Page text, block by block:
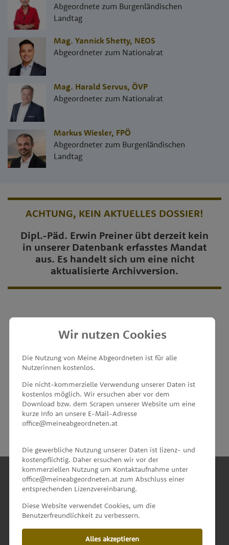
Abgeordnete zum Burgenländischen
Landtag
Mag. Yannick Shetty, NEOS
Abgeordneter zum Nationalrat
Mag. Harald Servus, ÖVP
Abgeordneter zum Nationalrat
Markus Wiesler, FPÖ
Abgeordneter zum Burgenländischen
Landtag
ACHTUNG, KEIN AKTUELLES DOSSIER!
Dipl.-Päd. Erwin Preiner übt derzeit kein
in unserer Datenbank erfasstes Mandat
aus. Es handelt sich um eine nicht
aktualisierte Archivversion.
MEINE ABGEORDNETEN
unterstützt von
IMPRESSUM & KONTAKT
Wir nutzen Cookies
Die Nutzung von Meine Abgeordneten ist für alle
Nutzerinnen kostenlos.
Die nicht-kommerzielle Verwendung unserer Daten ist
kostenlos möglich. Wir ersuchen aber vor dem
Download bzw. dem Scrapen unserer Website um eine
kurze Info an unsere E-Mail-Adresse
office@meineabgeordneten.at
Die gewerbliche Nutzung unserer Daten ist lizenz- und
kostenpflichtig. Daher ersuchen wir vor der
kommerziellen Nutzung um Kontaktaufnahme unter
office@meineabgeordneten.at zum Abschluss einer
entsprechenden Lizenzvereinbarung.
Diese Website verwendet Cookies, um die
Benutzerfreundlichkeit zu verbessern.
Alles akzeptieren